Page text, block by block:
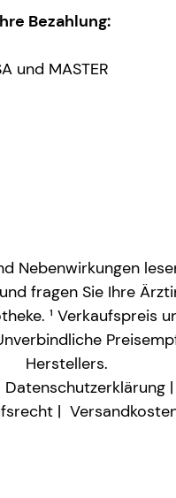
Bezahlung:
und MASTER
Nebenwirkungen
fragen Sie Ihre
¹ Verkaufspreis
Herstellers.
Datenschutzerklärung